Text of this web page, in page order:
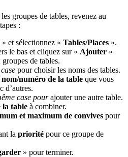
groupes de tables, revenez au
:
» et sélectionnez « Tables/Places ».
le bas et cliquez sur « Ajouter »
de tables.
pour choisir les noms des tables.
nom/numéro de la table que vous
d’autres.
case pourajouter une autre table.
la table à combiner.
et maximum de convives pour
la priorité pour ce groupe de
» pour terminer.